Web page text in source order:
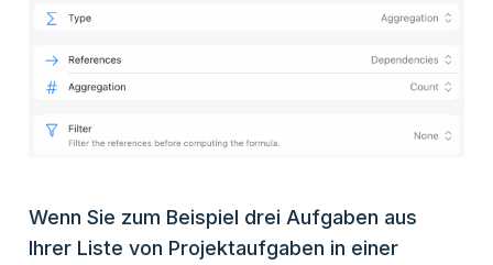
Wenn Sie zum Beispiel drei Aufgaben aus
Ihrer Liste von Projektaufgaben in einer